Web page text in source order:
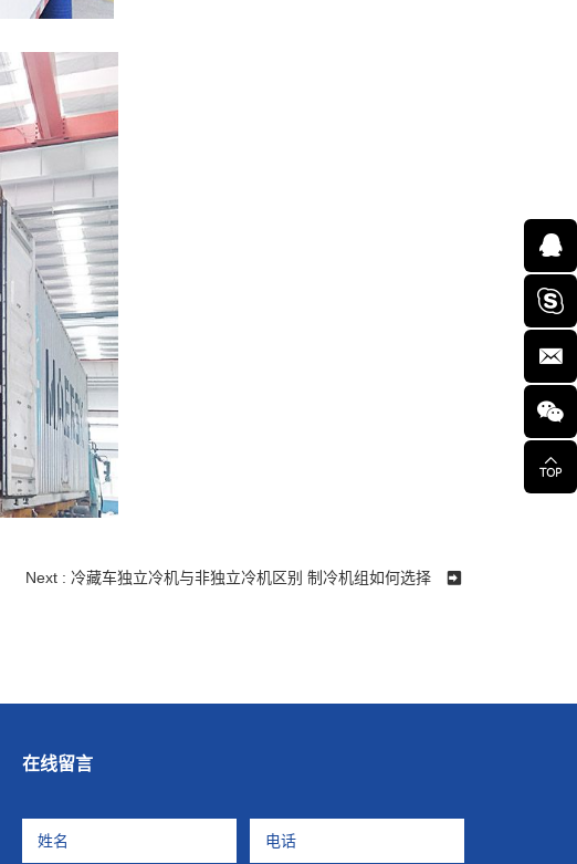
Next : 冷藏车独立冷机与非独立冷机区别 制冷机组如何选择
在线留言